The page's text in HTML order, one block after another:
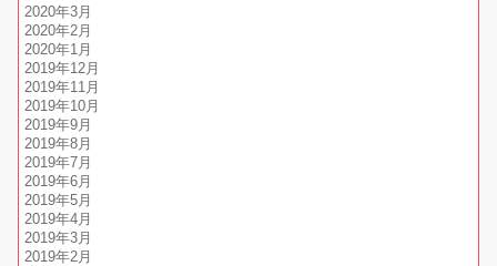
2020年3月
2020年2月
2020年1月
2019年12月
2019年11月
2019年10月
2019年9月
2019年8月
2019年7月
2019年6月
2019年5月
2019年4月
2019年3月
2019年2月